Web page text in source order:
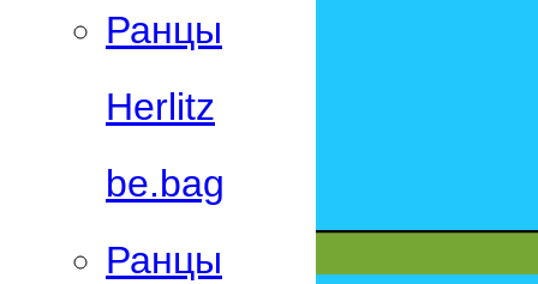
Ранцы
Herlitz
be.bag
Ранцы